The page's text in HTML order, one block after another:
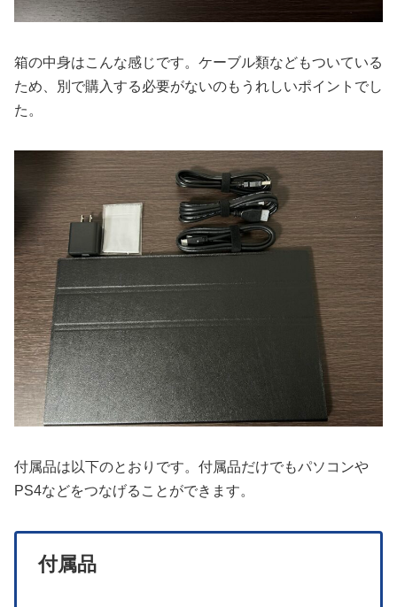
箱の中身はこんな感じです。ケーブル類などもついている
ため、別で購入する必要がないのもうれしいポイントでし
た。
付属品は以下のとおりです。付属品だけでもパソコンや
PS4などをつなげることができます。
付属品